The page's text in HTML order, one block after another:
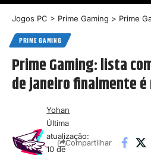
Jogos PC > Prime Gaming > Prime Gaming:
PRIME GAMING
Prime Gaming: lista
de janeiro finalmente
Última
atualização:
10 de
Yohan
Compartilhar